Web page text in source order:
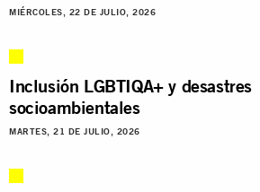
MIÉRCOLES, 22 DE JULIO, 2026
Inclusión LGBTIQA+ y desastres
socioambientales
MARTES, 21 DE JULIO, 2026